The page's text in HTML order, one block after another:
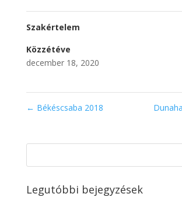
Szakértelem
Közzétéve
december 18, 2020
← Békéscsaba 2018
Legutóbbi bejegyzések